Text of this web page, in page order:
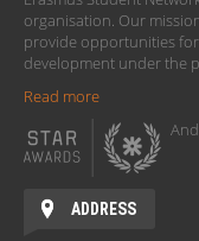
organisation. Our
provide opportunities
development under the
Read more
ADDRESS